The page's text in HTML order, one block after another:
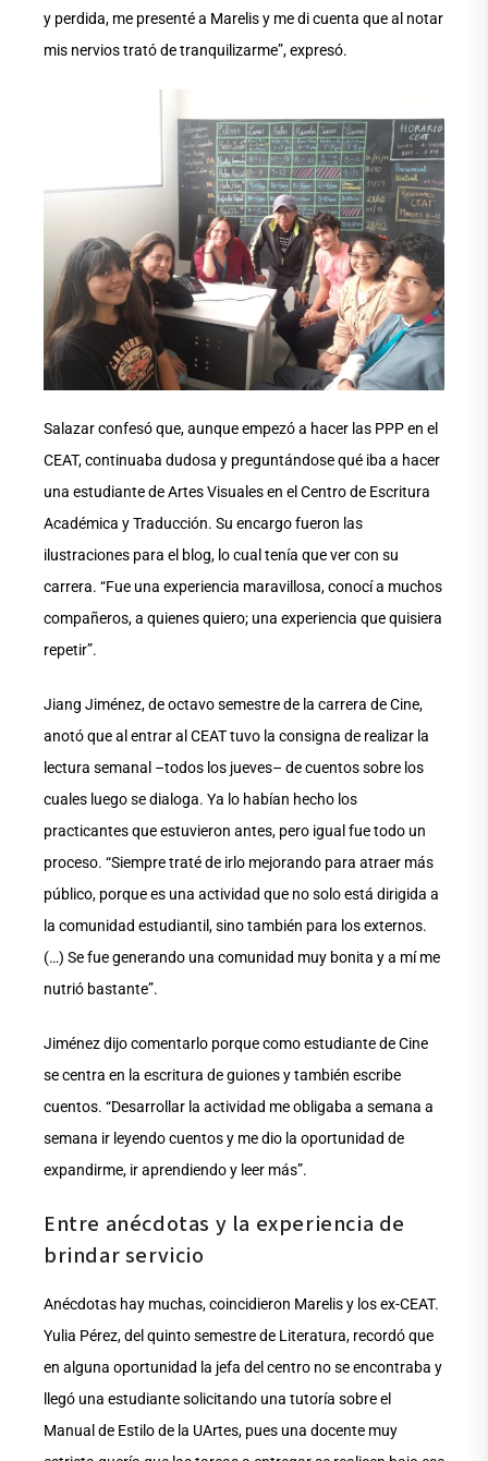
y perdida, me presenté a Marelis y me di cuenta que al notar
mis nervios trató de tranquilizarme”, expresó.
Salazar confesó que, aunque empezó a hacer las PPP en el
CEAT, continuaba dudosa y preguntándose qué iba a hacer
una estudiante de Artes Visuales en el Centro de Escritura
Académica y Traducción. Su encargo fueron las
ilustraciones para el blog, lo cual tenía que ver con su
carrera. “Fue una experiencia maravillosa, conocí a muchos
compañeros, a quienes quiero; una experiencia que quisiera
repetir”.
Jiang Jiménez, de octavo semestre de la carrera de Cine,
anotó que al entrar al CEAT tuvo la consigna de realizar la
lectura semanal –todos los jueves– de cuentos sobre los
cuales luego se dialoga. Ya lo habían hecho los
practicantes que estuvieron antes, pero igual fue todo un
proceso. “Siempre traté de irlo mejorando para atraer más
público, porque es una actividad que no solo está dirigida a
la comunidad estudiantil, sino también para los externos.
(…) Se fue generando una comunidad muy bonita y a mí me
nutrió bastante”.
Jiménez dijo comentarlo porque como estudiante de Cine
se centra en la escritura de guiones y también escribe
cuentos. “Desarrollar la actividad me obligaba a semana a
semana ir leyendo cuentos y me dio la oportunidad de
expandirme, ir aprendiendo y leer más”.
Entre anécdotas y la experiencia de
brindar servicio
Anécdotas hay muchas, coincidieron Marelis y los ex-CEAT.
Yulia Pérez, del quinto semestre de Literatura, recordó que
en alguna oportunidad la jefa del centro no se encontraba y
llegó una estudiante solicitando una tutoría sobre el
Manual de Estilo de la UArtes, pues una docente muy